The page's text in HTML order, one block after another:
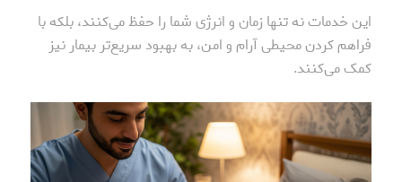
این خدمات نه تنها زمان و انرژی شما را حفظ می‌کنند، بلکه با
فراهم کردن محیطی آرام و امن، به بهبود سریع‌تر بیمار نیز
کمک می‌کنند.